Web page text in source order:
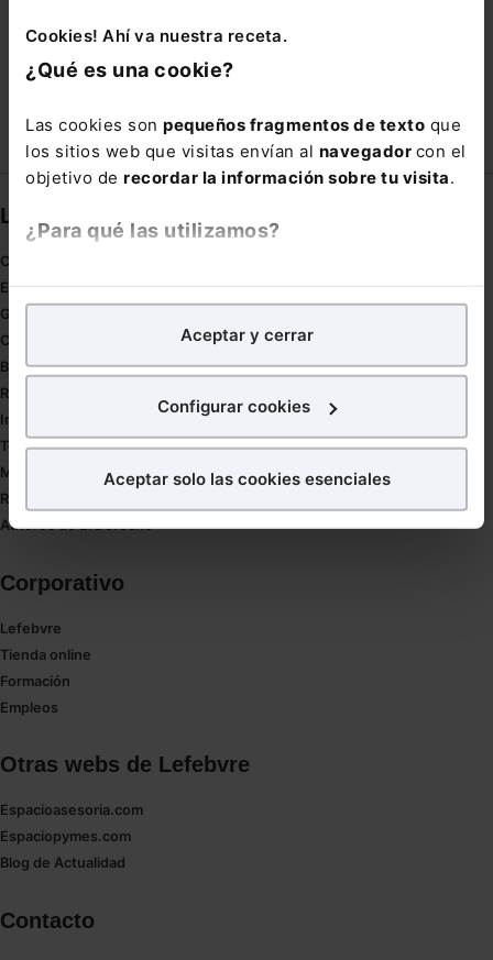
Cookies! Ahí va nuestra receta.
¿Qué es una cookie?
Las cookies son pequeños fragmentos de texto que
los sitios web que visitas envían al navegador con el
objetivo de recordar la información sobre tu visita.
¿Para qué las utilizamos?
analíticospara tratar demejorar tu experienciaen
nuestra página web. También con fines publicitarios,
para poder mostrarte publicidad y contenidos de tu
¿Qué puedes hacer?
en la web sea óptima
todas las cookies excepto aquellas imprescindibles.
seleccionar solo aquellas que quieras permitir en tu
navegador. Si no seleccionas ninguna utilizaremos
las que sean indispensables para la navegación.
Aceptar y cerrar
Configurar cookies
Aceptar solo las cookies esenciales
TRABAJADORES DESPLAZADOS
Links directos
Coronavirus
Estudio de salud abogacía
Gestión de despachos
Compliance
Buenas Prácticas Tributarias
RGPD
Innovación
Tesauro
Mapa web
Redirect sitemap
Autores de El Derecho
Corporativo
Lefebvre
Tienda online
Formación
Empleos
Otras webs de Lefebvre
Espacioasesoria.com
Espaciopymes.com
Blog de Actualidad
Contacto